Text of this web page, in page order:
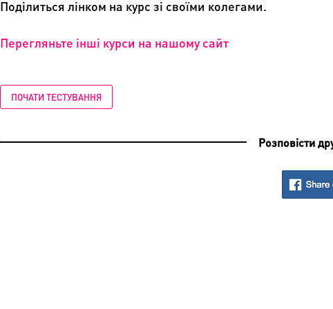
Поділитьcя лінком на курс зі своїми колегами.
Перегляньте інші курси на нашому сайт
ПОЧАТИ ТЕСТУВАННЯ
Розповісти